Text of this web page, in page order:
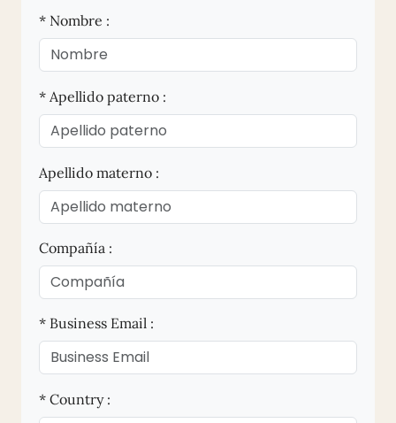
* Nombre :
* Apellido paterno :
Apellido materno :
Compañía :
* Business Email :
* Country :